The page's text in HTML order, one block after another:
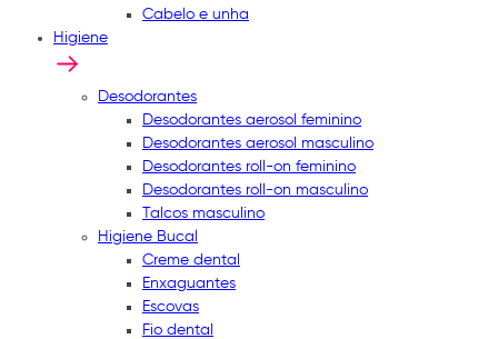
Cabelo e unha
Higiene
Desodorantes
Desodorantes aerosol feminino
Desodorantes aerosol masculino
Desodorantes roll-on feminino
Desodorantes roll-on masculino
Talcos masculino
Higiene Bucal
Creme dental
Enxaguantes
Escovas
Fio dental